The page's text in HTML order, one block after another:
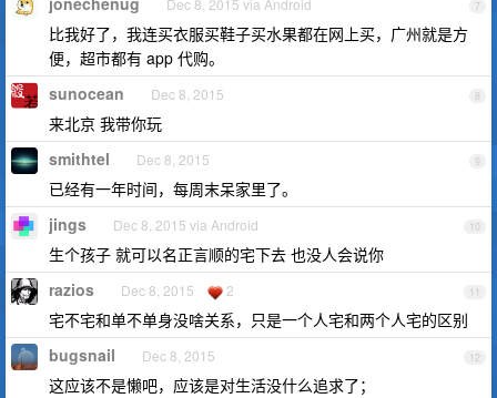
7
Dec 8, 2015 via Android
比我好了，我连买衣服买鞋子买水果都在网上买，广州就是方
便，超市都有 app 代购。
8
sunocean Dec 8, 2015
来北京 我带你玩
9
smithtel Dec 8, 2015
已经有一年时间，每周末呆家里了。
10
jings Dec 8, 2015 via Android
生个孩子 就可以名正言顺的宅下去 也没人会说你
11
razios Dec 8, 2015 2
宅不宅和单不单身没啥关系，只是一个人宅和两个人宅的区别
12
bugsnail Dec 8, 2015
这应该不是懒吧，应该是对生活没什么追求了；